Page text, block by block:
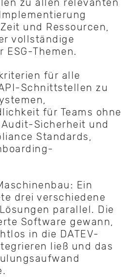
und Ressourcen,
vollständige
Themen.
für alle
Schnittstellen zu
für Teams ohne
Audit-Sicherheit und
Standards,
Ein
drei verschiedene
parallel. Die
Software gewann,
in die DATEV-
ließ und das